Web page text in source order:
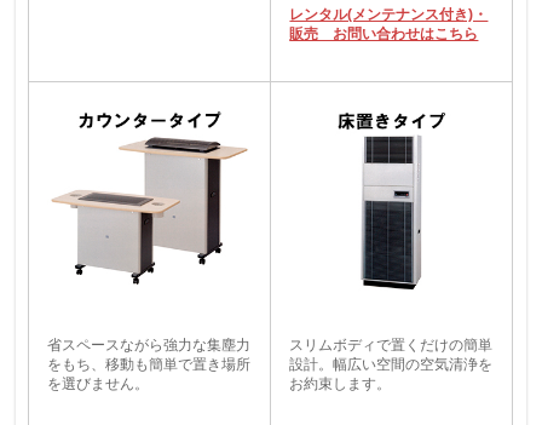
レンタル(メンテナンス付き)・
販売 お問い合わせはこちら
省スペースながら強力な集塵力
をもち、移動も簡単で置き場所
を選びません。
スリムボディで置くだけの簡単
設計。幅広い空間の空気清浄を
お約束します。